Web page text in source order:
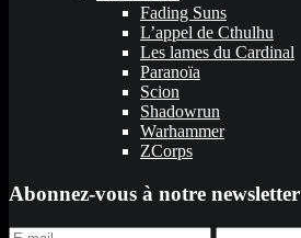
Fading Suns
L’appel de Cthulhu
Les lames du Cardinal
Paranoïa
Scion
Shadowrun
Warhammer
ZCorps
Abonnez-vous à notre newsletter